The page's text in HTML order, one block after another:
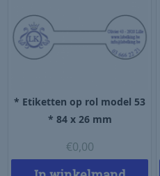
* Etiketten op rol model 53
* 84 x 26 mm
€0,00